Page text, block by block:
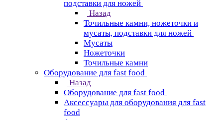
подставки для ножей
Назад
Точильные камни, ножеточки и
мусаты, подставки для ножей
Мусаты
Ножеточки
Точильные камни
Оборудование для fast food
Назад
Оборудование для fast food
Аксессуары для оборудования для fast
food